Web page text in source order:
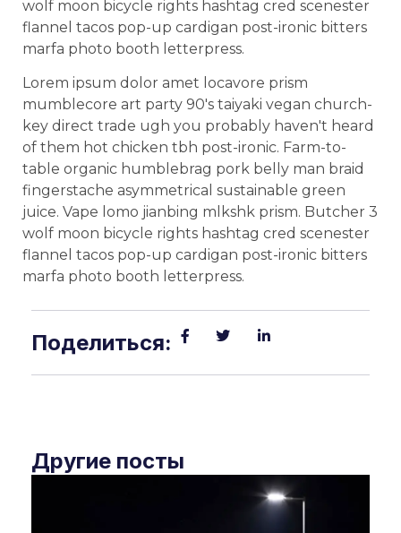
wolf moon bicycle rights hashtag cred scenester
flannel tacos pop-up cardigan post-ironic bitters
marfa photo booth letterpress.
Lorem ipsum dolor amet locavore prism
mumblecore art party 90's taiyaki vegan church-
key direct trade ugh you probably haven't heard
of them hot chicken tbh post-ironic. Farm-to-
table organic humblebrag pork belly man braid
fingerstache asymmetrical sustainable green
juice. Vape lomo jianbing mlkshk prism. Butcher 3
wolf moon bicycle rights hashtag cred scenester
flannel tacos pop-up cardigan post-ironic bitters
marfa photo booth letterpress.
Поделиться:
Другие посты